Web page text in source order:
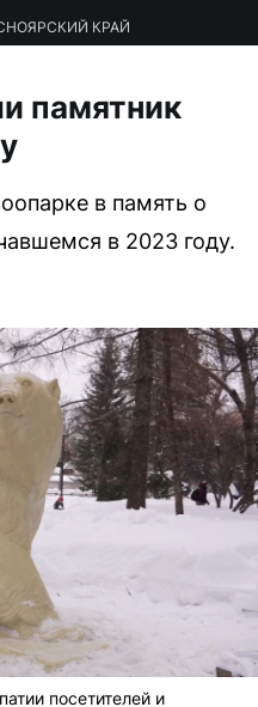
КРАЙ
памятник
в память о
в 2023 году.
посетителей и